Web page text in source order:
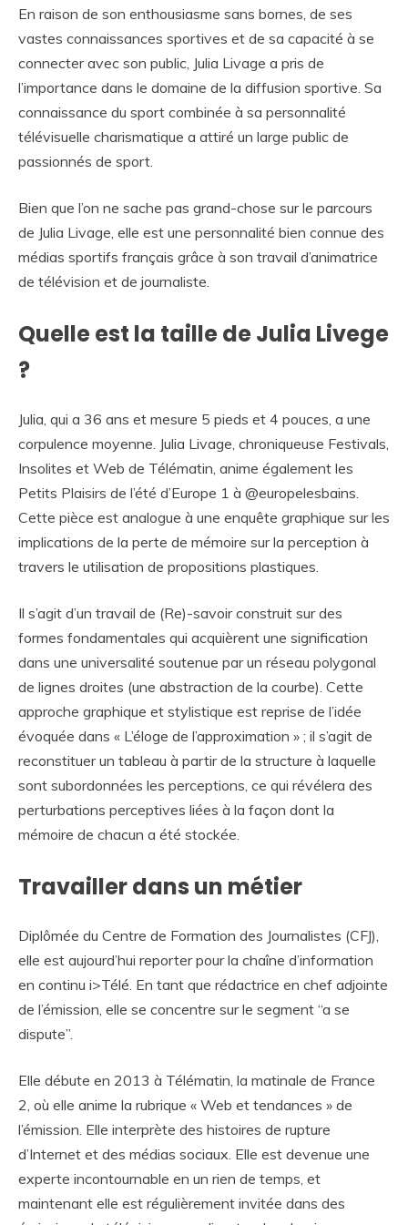
En raison de son enthousiasme sans bornes, de ses
vastes connaissances sportives et de sa capacité à se
connecter avec son public, Julia Livage a pris de
l’importance dans le domaine de la diffusion sportive. Sa
connaissance du sport combinée à sa personnalité
télévisuelle charismatique a attiré un large public de
passionnés de sport.
Bien que l’on ne sache pas grand-chose sur le parcours
de Julia Livage, elle est une personnalité bien connue des
médias sportifs français grâce à son travail d’animatrice
de télévision et de journaliste.
Quelle est la taille de Julia Livege
?
Julia, qui a 36 ans et mesure 5 pieds et 4 pouces, a une
corpulence moyenne. Julia Livage, chroniqueuse Festivals,
Insolites et Web de Télématin, anime également les
Petits Plaisirs de l’été d’Europe 1 à @europelesbains.
Cette pièce est analogue à une enquête graphique sur les
implications de la perte de mémoire sur la perception à
travers le utilisation de propositions plastiques.
Il s’agit d’un travail de (Re)-savoir construit sur des
formes fondamentales qui acquièrent une signification
dans une universalité soutenue par un réseau polygonal
de lignes droites (une abstraction de la courbe). Cette
approche graphique et stylistique est reprise de l’idée
évoquée dans « L’éloge de l’approximation » ; il s’agit de
reconstituer un tableau à partir de la structure à laquelle
sont subordonnées les perceptions, ce qui révélera des
perturbations perceptives liées à la façon dont la
mémoire de chacun a été stockée.
Travailler dans un métier
Diplômée du Centre de Formation des Journalistes (CFJ),
elle est aujourd’hui reporter pour la chaîne d’information
en continu i>Télé. En tant que rédactrice en chef adjointe
de l’émission, elle se concentre sur le segment “a se
dispute”.
Elle débute en 2013 à Télématin, la matinale de France
2, où elle anime la rubrique « Web et tendances » de
l’émission. Elle interprète des histoires de rupture
d’Internet et des médias sociaux. Elle est devenue une
experte incontournable en un rien de temps, et
maintenant elle est régulièrement invitée dans des